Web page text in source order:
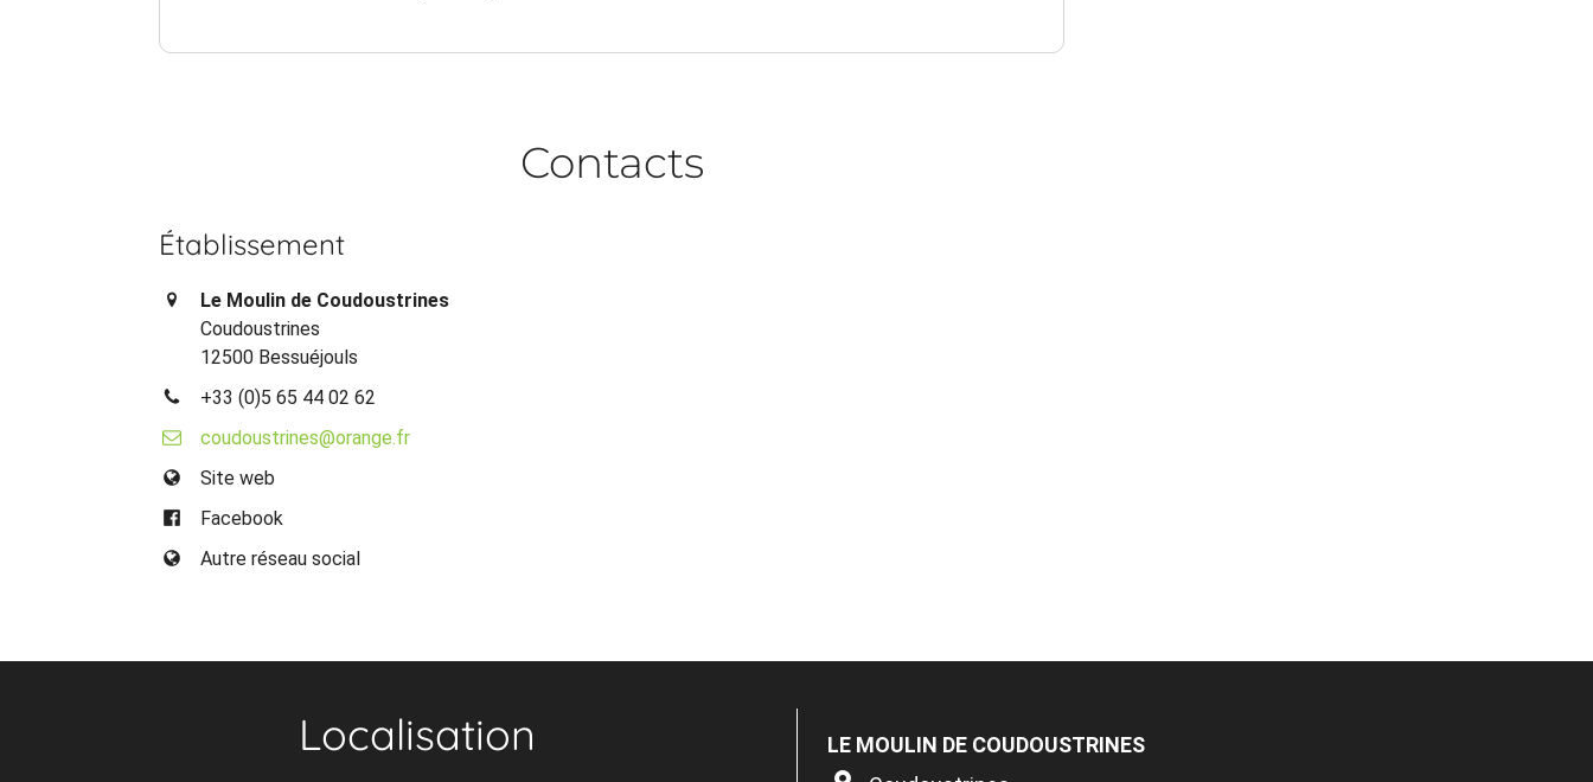
Contacts
Établissement
Le Moulin de Coudoustrines
Coudoustrines
12500 Bessuéjouls
+33 (0)5 65 44 02 62
coudoustrines@orange.fr
Site web
Facebook
Autre réseau social
Localisation
LE MOULIN DE COUDOUSTRINES